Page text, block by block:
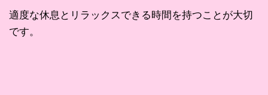
適度な休息とリラックスできる時間を持つことが大切
です。